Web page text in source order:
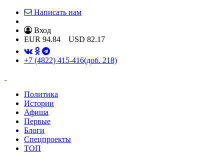
Написать нам
Вход
EUR 94.84 USD 82.17
+7 (4822) 415-416(доб. 218)
Политика
Истории
Афиша
Первые
Блоги
Спецпроекты
ТОП